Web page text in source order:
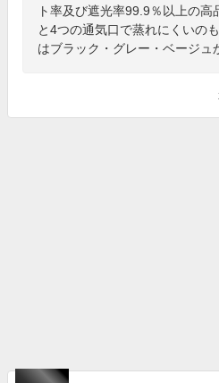
ト率及び遮光率99.9％以上の
と4つの通気口で蒸れにくいの
はブラック・グレー・ベージュ